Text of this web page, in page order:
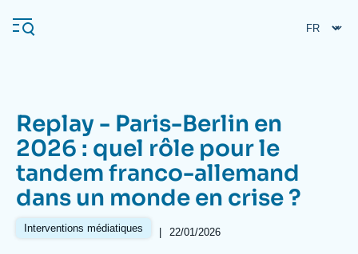
au
contenu
Navigation
principale
L'Ifri
Analyses
Replay - Paris-Berlin en
2026 : quel rôle pour le
tandem franco-allemand
dans un monde en crise ?
Interventions médiatiques | 22/01/2026